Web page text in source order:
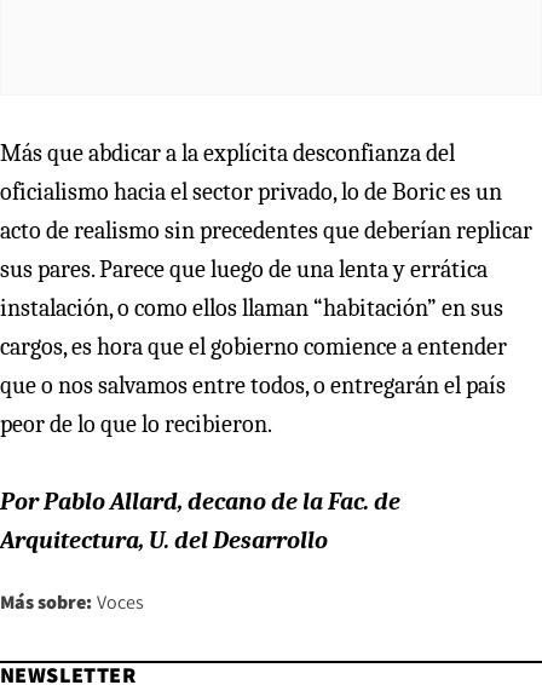
Más que abdicar a la explícita desconfianza del
oficialismo hacia el sector privado, lo de Boric es un
acto de realismo sin precedentes que deberían replicar
sus pares. Parece que luego de una lenta y errática
instalación, o como ellos llaman “habitación” en sus
cargos, es hora que el gobierno comience a entender
que o nos salvamos entre todos, o entregarán el país
peor de lo que lo recibieron.
Por Pablo Allard, decano de la Fac. de
Arquitectura, U. del Desarrollo
Más sobre: Voces
NEWSLETTER